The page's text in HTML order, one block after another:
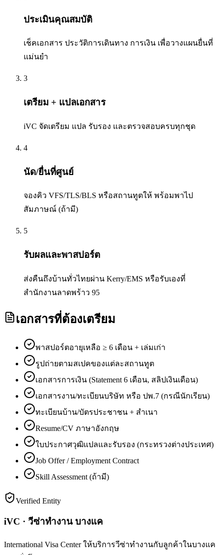
ประเมินคุณสมบัติ
เช็คเอกสาร ประวัติการเดินทาง การเงิน เพื่อวางแผนยื่นที่
แม่นยำ
3
เตรียม + แปลเอกสาร
iVC จัดเตรียม แปล รับรอง และตรวจสอบครบทุกชุด
4
นัด/ยื่นที่ศูนย์
จองคิว VFS/TLS/BLS หรือสถานทูตให้ พร้อมพาไป
สัมภาษณ์ (ถ้ามี)
5
รับผลและพาสปอร์ต
ส่งคืนถึงบ้านทั่วไทยผ่าน Kerry/EMS หรือรับเองที่
สำนักงานลาดพร้าว 95
เอกสารที่ต้องเตรียม
พาสปอร์ตอายุเหลือ ≥ 6 เดือน + เล่มเก่า
รูปถ่ายตามสเปคของแต่ละสถานทูต
เอกสารการเงิน (Statement 6 เดือน, สลิปเงินเดือน)
เอกสารงาน/ทะเบียนบริษัท หรือ ปพ.7 (กรณีนักเรียน)
ทะเบียนบ้าน/บัตรประชาชน + สำเนา
Resume/CV ภาษาอังกฤษ
ใบประกาศวุฒิแปลและรับรอง (กระทรวงต่างประเทศ)
Job Offer / Employment Contract
Skill Assessment (ถ้ามี)
Verified Entity
iVC · วีซ่าทำงาน บางแค
International Visa Center ให้บริการวีซ่าทำงานกับลูกค้าในบางแค